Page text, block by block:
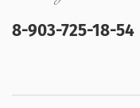
8-903-725-18-54